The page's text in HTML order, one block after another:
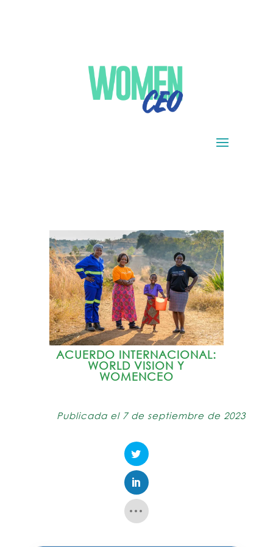
ACUERDO INTERNACIONAL:
WORLD VISION Y
WOMENCEO
Publicada el 7 de septiembre de 2023